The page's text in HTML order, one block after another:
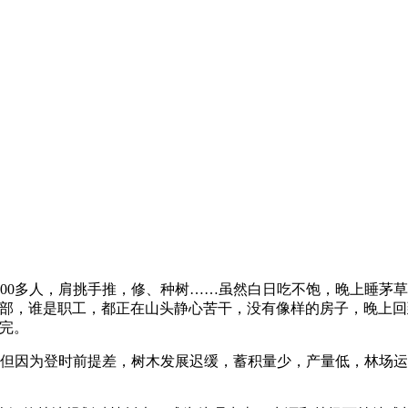
人，肩挑手推，修、种树……虽然白日吃不饱，晚上睡茅草
，谁是职工，都正在山头静心苦干，没有像样的房子，晚上
。
登时前提差，树木发展迟缓，蓄积量少，产量低，林场